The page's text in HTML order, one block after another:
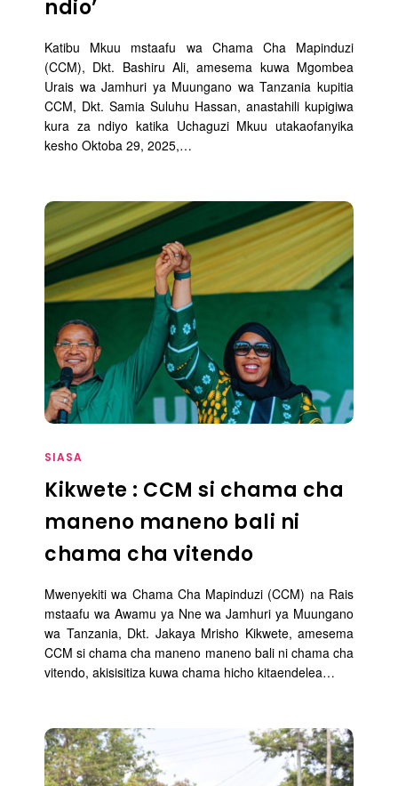
ndio’
Katibu Mkuu mstaafu wa Chama Cha Mapinduzi
(CCM), Dkt. Bashiru Ali, amesema kuwa Mgombea
Urais wa Jamhuri ya Muungano wa Tanzania kupitia
CCM, Dkt. Samia Suluhu Hassan, anastahili kupigiwa
kura za ndiyo katika Uchaguzi Mkuu utakaofanyika
kesho Oktoba 29, 2025,…
SIASA
Kikwete : CCM si chama cha
maneno maneno bali ni
chama cha vitendo
Mwenyekiti wa Chama Cha Mapinduzi (CCM) na Rais
mstaafu wa Awamu ya Nne wa Jamhuri ya Muungano
wa Tanzania, Dkt. Jakaya Mrisho Kikwete, amesema
CCM si chama cha maneno maneno bali ni chama cha
vitendo, akisisitiza kuwa chama hicho kitaendelea…